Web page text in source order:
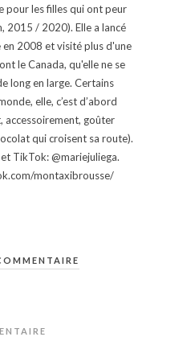
pour les filles qui ont peur
2015 / 2020). Elle a lancé
2008 et visité plus d'une
le Canada, qu'elle ne se
long en large. Certains
elle, c’est d’abord
accessoirement, goûter
qui croisent sa route).
TikTok: @mariejuliega.
montaxibrousse/